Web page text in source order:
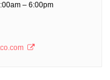
– 6:00pm